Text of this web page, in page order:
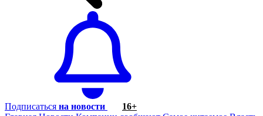
Подписаться на новости
16+